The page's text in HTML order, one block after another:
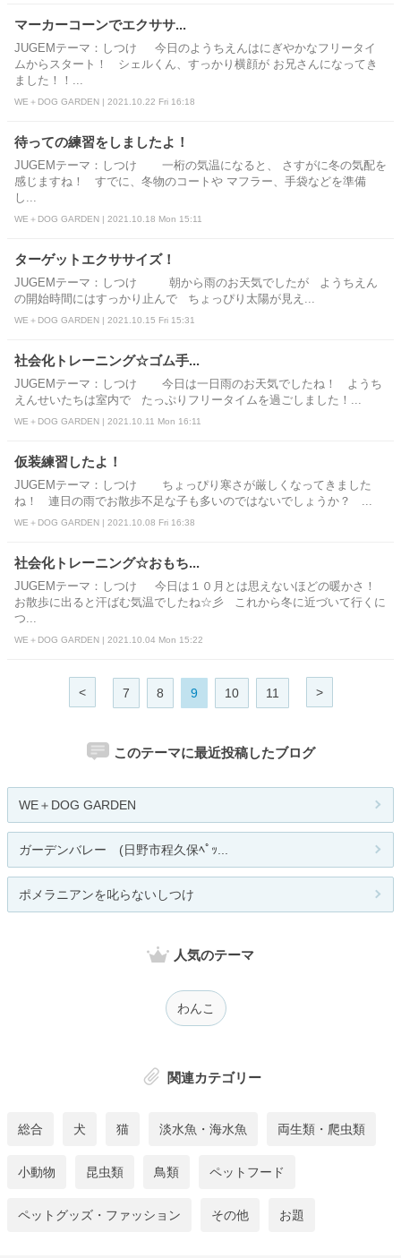
マーカーコーンでエクササ...
JUGEMテーマ：しつけ 今日のようちえんはにぎやかなフリータイ
ムからスタート！ シェルくん、すっかり横顔が お兄さんになってき
ました！！...
WE＋DOG GARDEN | 2021.10.22 Fri 16:18
待っての練習をしましたよ！
JUGEMテーマ：しつけ 一桁の気温になると、 さすがに冬の気配を
感じますね！ すでに、冬物のコートや マフラー、手袋などを準備
し...
WE＋DOG GARDEN | 2021.10.18 Mon 15:11
ターゲットエクササイズ！
JUGEMテーマ：しつけ 朝から雨のお天気でしたが ようちえん
の開始時間にはすっかり止んで ちょっぴり太陽が見え...
WE＋DOG GARDEN | 2021.10.15 Fri 15:31
社会化トレーニング☆ゴム手...
JUGEMテーマ：しつけ 今日は一日雨のお天気でしたね！ ようち
えんせいたちは室内で たっぷりフリータイムを過ごしました！...
WE＋DOG GARDEN | 2021.10.11 Mon 16:11
仮装練習したよ！
JUGEMテーマ：しつけ ちょっぴり寒さが厳しくなってきました
ね！ 連日の雨でお散歩不足な子も多いのではないでしょうか？ ...
WE＋DOG GARDEN | 2021.10.08 Fri 16:38
社会化トレーニング☆おもち...
JUGEMテーマ：しつけ 今日は１０月とは思えないほどの暖かさ！
お散歩に出ると汗ばむ気温でしたね☆彡 これから冬に近づいて行くに
つ...
WE＋DOG GARDEN | 2021.10.04 Mon 15:22
< 7 8 9 10 11 >
このテーマに最近投稿したブログ
WE＋DOG GARDEN
ガーデンバレー (日野市程久保ﾍﾟｯ...
ポメラニアンを叱らないしつけ
人気のテーマ
わんこ
関連カテゴリー
総合 犬 猫 淡水魚・海水魚 両生類・爬虫類
小動物 昆虫類 鳥類 ペットフード
ペットグッズ・ファッション その他 お題